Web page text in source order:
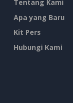
Tentang Kami
Apa yang Baru
Kit Pers
Hubungi Kami